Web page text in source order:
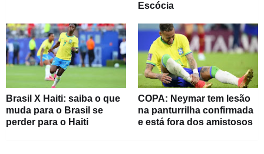
Escócia
Brasil X Haiti: saiba o que
muda para o Brasil se
perder para o Haiti
COPA: Neymar tem lesão
na panturrilha confirmada
e está fora dos amistosos